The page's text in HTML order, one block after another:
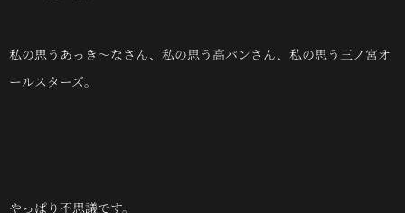
私の思うあっき～なさん、私の思う高パンさん、私の思う三ノ宮オ
ールスターズ。
やっぱり不思議です。